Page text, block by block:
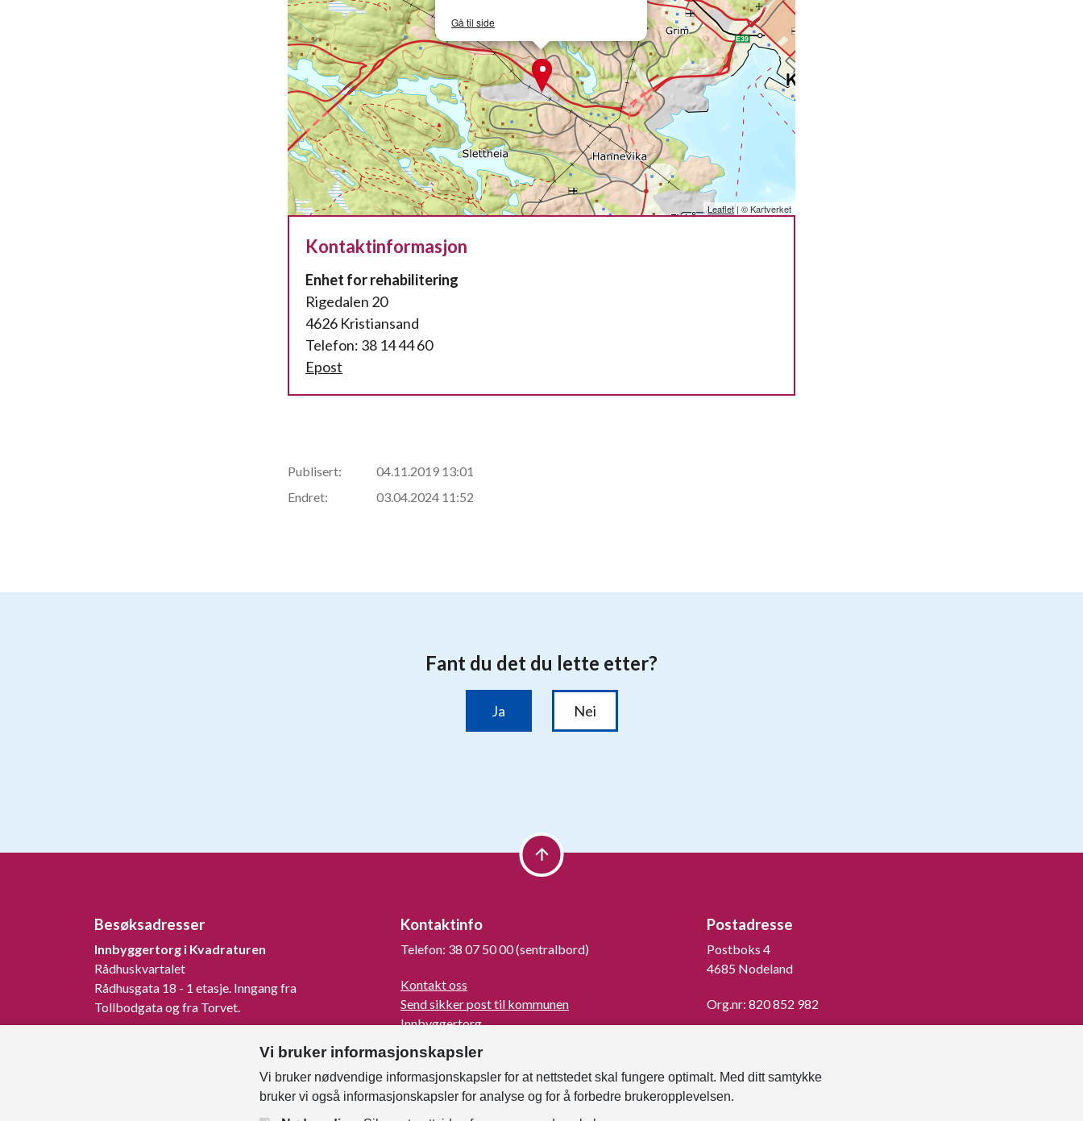
Gå til side
Leaflet| © Kartverket
Kontaktinformasjon
Enhet for rehabilitering
Rigedalen 20
4626 Kristiansand
Telefon: 38 14 44 60
Epost
Publisert:
04.11.2019 13:01
Endret:
03.04.2024 11:52
Besøksadresser
Innbyggertorg i Kvadraturen
Rådhuskvartalet
Rådhusgata 18 - 1 etasje. Inngang fra
Tollbodgata og fra Torvet.
Songdalsvegen 53, 4645 Nodeland.
Kontaktinfo
Telefon: 38 07 50 00 (sentralbord)
Kontakt oss
Send sikker post til kommunen
Innbyggertorg
Turistinformasjon
For mediene
Kunngjøringer og høringer
Om Kristiansand
Postadresse
Postboks 4
4685 Nodeland
Org.nr: 820 852 982
Vi bruker informasjonskapsler
Vi bruker nødvendige informasjonskapsler for at nettstedet skal fungere optimalt. Med ditt samtykke
bruker vi også informasjonskapsler for analyse og for å forbedre brukeropplevelsen.